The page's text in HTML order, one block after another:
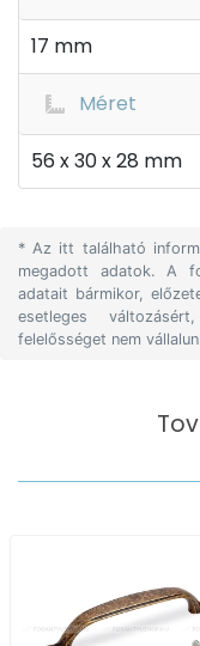
17 mm
Méret
56 x 30 x 28 mm
* Az itt található
megadott adatok. A
adatait bármikor,
esetleges
felelősséget nem